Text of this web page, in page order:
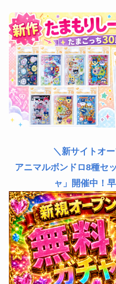
＼新サイトオ
アニマルボンドロ8種セ
ャ」開催中！